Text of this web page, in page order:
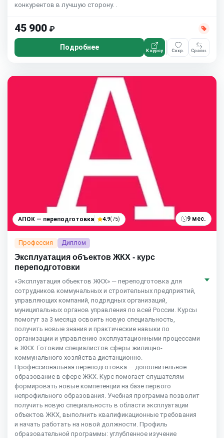
конкурентов в лучшую сторону. .
45 900 ₽
Подробнее К курсу Сохр. Сравн.
АПОК — переподготовка 4.9(75) 9 мес.
Профессия Диплом
Эксплуатация объектов ЖКХ - курс
переподготовки
«Эксплуатация объектов ЖКХ» — переподготовка для
сотрудников коммунальных и строительных предприятий,
управляющих компаний, подрядных организаций,
муниципальных органов управления по всей России. Курсы
помогут за 3 месяца освоить новую специальность,
получить новые знания и практические навыки по
организации и управлению эксплуатационными процессами
в ЖКХ. Готовим специалистов сферы жилищно-
коммунального хозяйства дистанционно.
Профессиональная переподготовка — дополнительное
образование в сфере ЖКХ. Курс помогает слушателям
формировать новые компетенции на базе первого
непрофильного образования. Учебная программа позволит
получить новую специальность в области эксплуатации
объектов ЖКХ, выполнить квалификационные требования
и начать работать на новой должности. Профиль
образовательной программы: углубленное изучение